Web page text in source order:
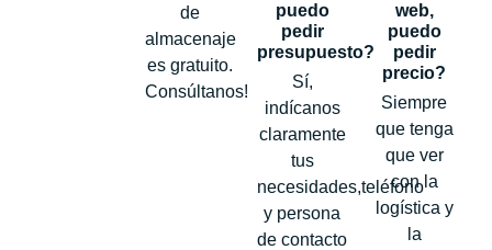
de
almacenaje
es gratuito.
Consúltanos!
puedo
pedir
presupuesto?
Sí,
indícanos
claramente
tus
necesidades,teléfono
y persona
de contacto
web,
puedo
pedir
precio?
Siempre
que tenga
que ver
con la
logística y
la